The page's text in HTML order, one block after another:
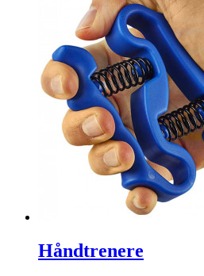
Håndtrenere